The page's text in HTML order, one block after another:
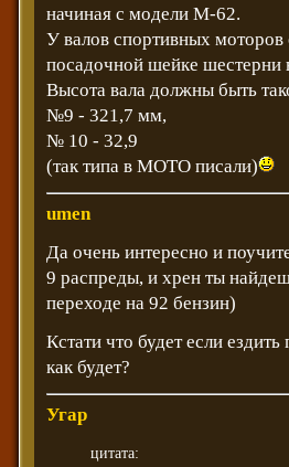
начиная с модели М-62.
У валов спортивных моторов
посадочной шейке шестерни
Высота вала должны быть
№9 - 321,7 мм,
№ 10 - 32,9
(так типа в МОТО писали)
umen
Да очень интересно и
9 распреды, и хрен ты
переходе на 92 бензин)
Кстати что будет если
как будет?
Угар
цитата: